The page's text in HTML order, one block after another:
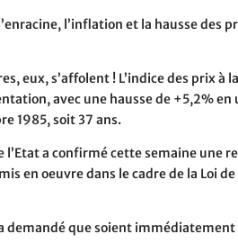
l’inflation et la hausse
eux, s’affolent ! L’indice des prix
avec une hausse de +5,2%
1985, soit 37 ans.
l’Etat a confirmé cette semaine une
en oeuvre dans le cadre de la Loi
a demandé que soient